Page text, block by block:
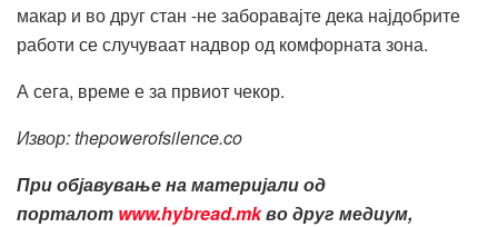
макар и во друг стан -не заборавајте дека најдобрите
работи се случуваат надвор од комфорната зона.
А сега, време е за првиот чекор.
Извор: thepowerofsilence.co
При објавување на материјали од
порталот www.hybread.mkво друг медиум,